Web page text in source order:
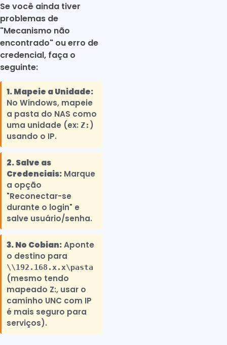
Se você ainda tiver
problemas de
"Mecanismo não
encontrado" ou erro de
credencial, faça o
seguinte:
1. Mapeie a Unidade:
No Windows, mapeie
a pasta do NAS como
uma unidade (ex: Z: )
usando o IP.
2. Salve as
Credenciais: Marque
a opção
"Reconectar-se
durante o login" e
salve usuário/senha.
3. No Cobian:Aponte
o destino para
\\192.168.x.x\pasta
(mesmo tendo
mapeado Z:, usar o
caminho UNC com IP
é mais seguro para
serviços).